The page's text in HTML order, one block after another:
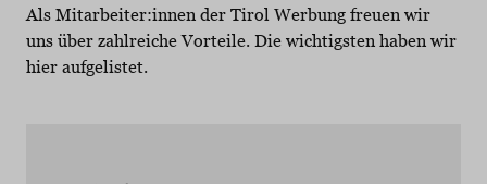
Als Mitarbeiter:innen der Tirol Werbung freuen wir
uns über zahlreiche Vorteile. Die wichtigsten haben wir
hier aufgelistet.